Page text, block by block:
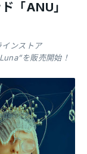
「ANU」
ンストア
を販売開始！